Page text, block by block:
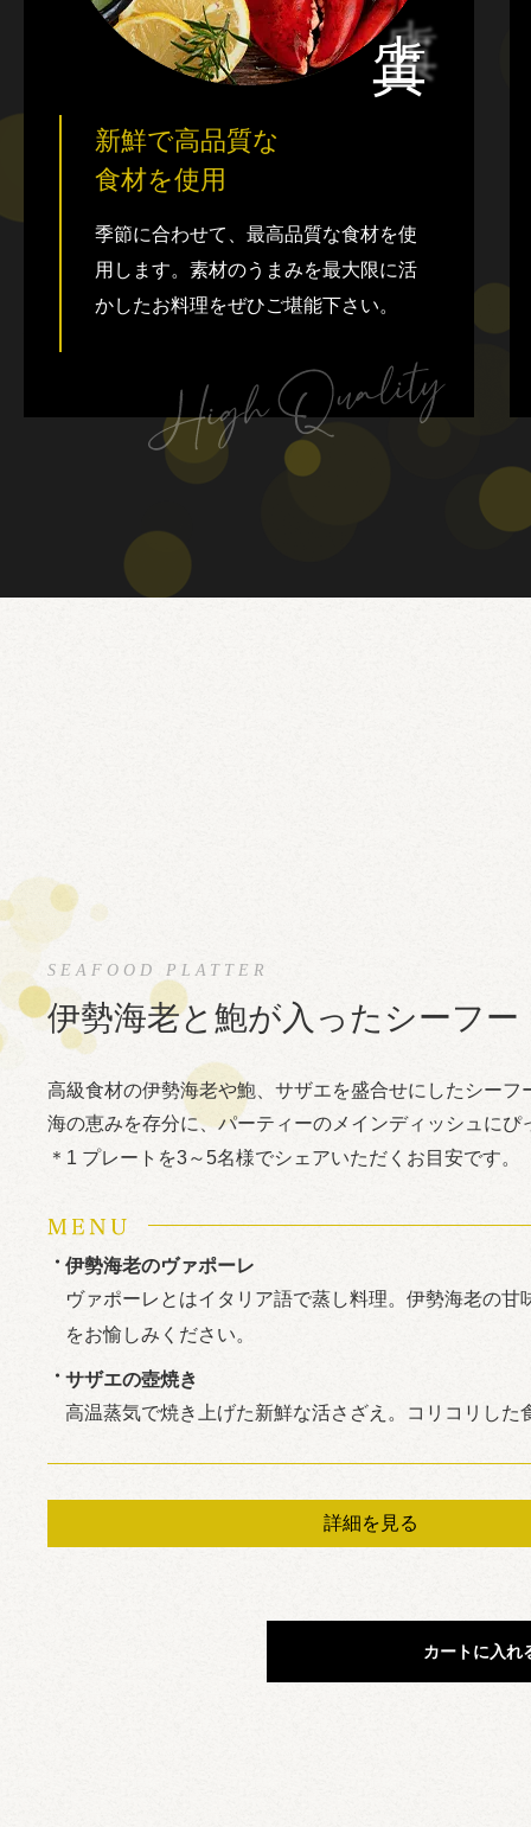
新鮮で高品質な
食材を使用
季節に合わせて、最高品質な食材を使
用します。素材のうまみを最大限に活
かしたお料理をぜひご堪能下さい。
伊勢海老と鮑が入ったシーフ
高級食材の伊勢海老や鮑、サザエを盛合せにしたシーフ
海の恵みを存分に、パーティーのメインディッシュにぴ
1 プレートを3～5名様でシェアいただくお目安です。
伊勢海老のヴァポーレ
ヴァポーレとはイタリア語で蒸し料理。伊勢海老の甘
をお愉しみください。
サザエの壺焼き
高温蒸気で焼き上げた新鮮な活さざえ。コリコリした
贅沢な組み合わせでありながら、軽やかな味わい。深
“海の宝石”とも称される高級食材、あわび。独特な味
詳細を見る
カートに入れ